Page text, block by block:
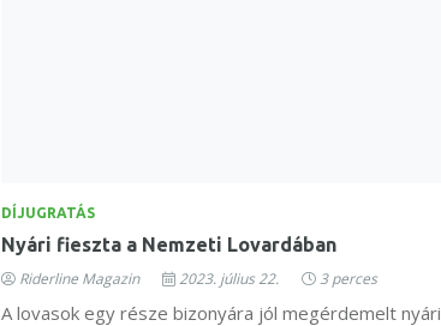
DÍJUGRATÁS
Nyári fieszta a Nemzeti Lovardában
Riderline Magazin 2023. július 22. 3 perces
A lovasok egy része bizonyára jól megérdemelt nyári